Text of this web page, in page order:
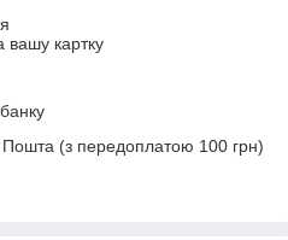
вашу картку
(з передоплатою 100 грн)